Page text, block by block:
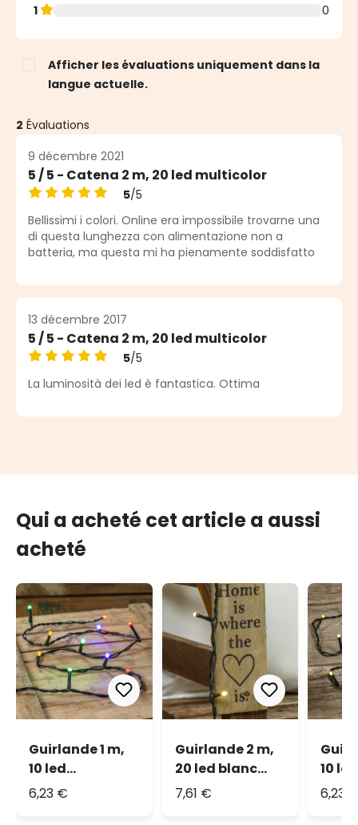
1 0
Afficher les évaluations uniquement dans la
langue actuelle.
2 Évaluations
9 décembre 2021
5 / 5 - Catena 2 m, 20 led multicolor
Note moyenne de 5 sur 5 étoiles
5/5
Bellissimi i colori. Online era impossibile trovarne una
di questa lunghezza con alimentazione non a
batteria, ma questa mi ha pienamente soddisfatto
13 décembre 2017
5 / 5 - Catena 2 m, 20 led multicolor
Note moyenne de 5 sur 5 étoiles
5/5
La luminosità dei led è fantastica. Ottima
Qui a acheté cet article a aussi
acheté
Guirlande 1 m,
10 led
multicolor
6,23 €
Guirlande 2 m,
20 led blanc
chaud
7,61 €
10
6,23